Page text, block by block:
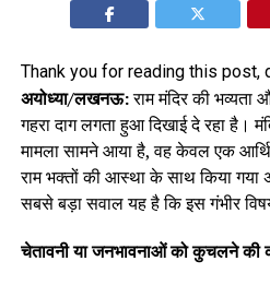
Thank you for reading this
अयोध्या/लखनऊ:राम मंदिर की
गहरा दाग लगता हुआ दिखाई दे रहा है।
मामला सामने आया है, वह केवल एक
राम भक्तों की आस्था के साथ किया गया
सबसे बड़ा सवाल यह है कि इस गंभीर
चेतावनी या जनभावनाओं को कुचलने की